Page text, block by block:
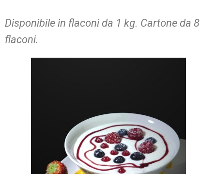
Disponibile in flaconi da 1 kg. Cartone da 8
flaconi.